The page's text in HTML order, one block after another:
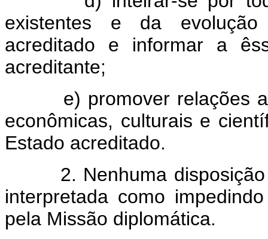
existentes e da
acreditado e informar a
acreditante;
e) promover relações
econômicas, culturais e
Estado acreditado.
2. Nenhuma disposição
interpretada como
pela Missão diplomática.